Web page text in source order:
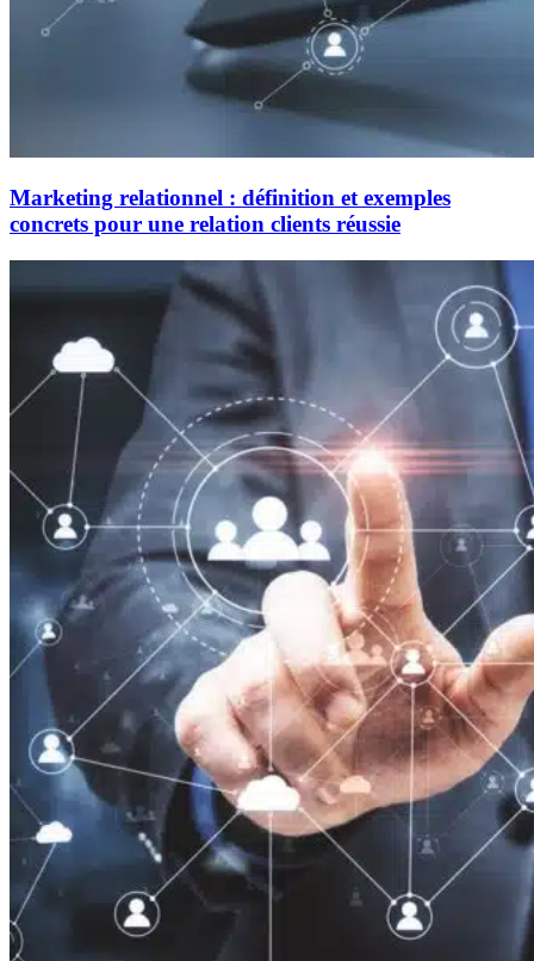
Marketing relationnel : définition et exemples
concrets pour une relation clients réussie